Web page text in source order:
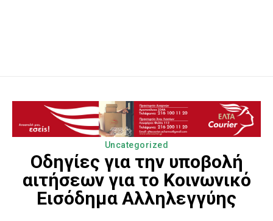
Uncategorized
Οδηγίες για την υποβολή
αιτήσεων για το Κοινωνικό
Εισόδημα Αλληλεγγύης